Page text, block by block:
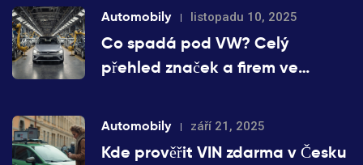
Automobily listopadu 10, 2025
Co spadá pod VW? Celý
přehled značek a firem ve
Automobily září 21, 2025
Kde prověřit VIN zdarma v Česku